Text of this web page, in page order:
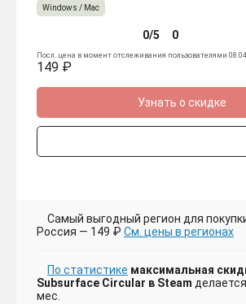
Windows / Mac
0/5 0
Посл. цена в момент отслеживания пользователями
149 ₽
Узнать о скидке
Самый выгодный регион для
Россия — 149 ₽ См. цены в регионах
По статистике максимальная
Subsurface Circular в Steam
мес.